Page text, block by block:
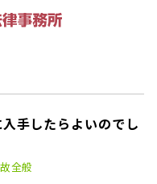
手したらよいのでし
全般